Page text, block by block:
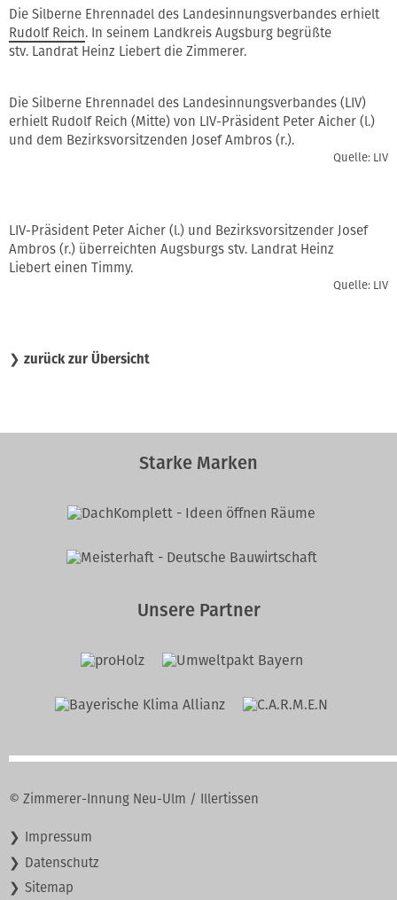
Die Silberne Ehrennadel des Landesinnungsverbandes erhielt
Rudolf Reich. In seinem Landkreis Augsburg begrüßte
stv. Landrat Heinz Liebert die Zimmerer.
Die Silberne Ehrennadel des Landesinnungsverbandes (LIV)
erhielt Rudolf Reich (Mitte) von LIV-Präsident Peter Aicher (l.)
und dem Bezirksvorsitzenden Josef Ambros (r.).
Quelle: LIV
LIV-Präsident Peter Aicher (l.) und Bezirksvorsitzender Josef
Ambros (r.) überreichten Augsburgs stv. Landrat Heinz
Liebert einen Timmy.
Quelle: LIV
❯ zurück zur Übersicht
Starke Marken
Unsere Partner
© Zimmerer-Innung Neu-Ulm / Illertissen
Navigation
Impressum
Datenschutz
Sitemap